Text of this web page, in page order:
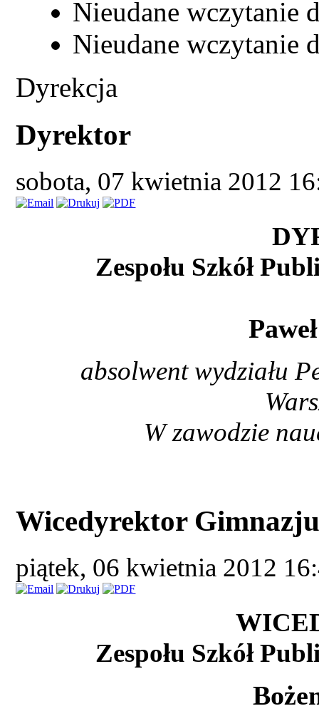
Nieudane wczytanie
Nieudane wczytanie
Dyrekcja
Dyrektor
sobota, 07 kwietnia 2012
Zespołu Szkół
absolwent wydziału
W zawodzie
Wicedyrektor
piątek, 06 kwietnia 2012
Zespołu Szkół